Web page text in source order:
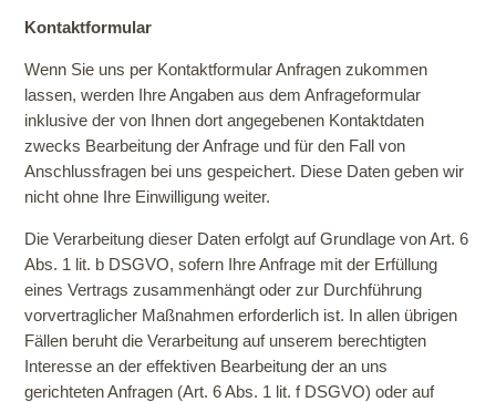
Kontaktformular
Wenn Sie uns per Kontaktformular Anfragen zukommen
lassen, werden Ihre Angaben aus dem Anfrageformular
inklusive der von Ihnen dort angegebenen Kontaktdaten
zwecks Bearbeitung der Anfrage und für den Fall von
Anschlussfragen bei uns gespeichert. Diese Daten geben wir
nicht ohne Ihre Einwilligung weiter.
Die Verarbeitung dieser Daten erfolgt auf Grundlage von Art. 6
Abs. 1 lit. b DSGVO, sofern Ihre Anfrage mit der Erfüllung
eines Vertrags zusammenhängt oder zur Durchführung
vorvertraglicher Maßnahmen erforderlich ist. In allen übrigen
Fällen beruht die Verarbeitung auf unserem berechtigten
Interesse an der effektiven Bearbeitung der an uns
gerichteten Anfragen (Art. 6 Abs. 1 lit. f DSGVO) oder auf